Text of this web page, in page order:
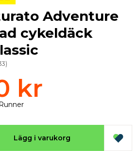
Adventure
cykeldäck
)
kr
Lägg i varukorg